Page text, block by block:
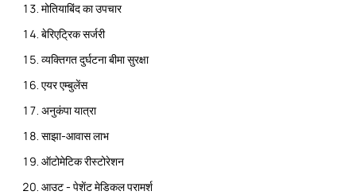
मोतियाबिंद का उपचार
बेरिएट्रिक सर्जरी
व्यक्तिगत दुर्घटना बीमा सुरक्षा
एयर एम्बुलेंस
अनुकंपा यात्रा
साझा-आवास लाभ
ऑटोमेटिक रीस्टोरेशन
आउट - पेशेंट मेडिकल परामर्श